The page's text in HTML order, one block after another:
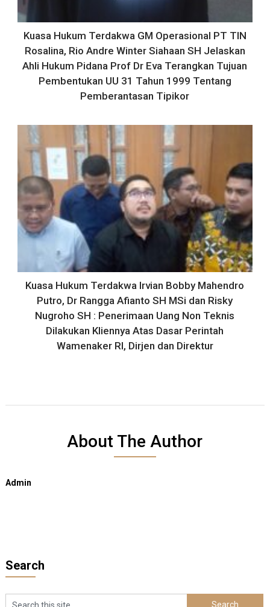
Kuasa Hukum Terdakwa GM Operasional PT TIN
Rosalina, Rio Andre Winter Siahaan SH Jelaskan
Ahli Hukum Pidana Prof Dr Eva Terangkan Tujuan
Pembentukan UU 31 Tahun 1999 Tentang
Pemberantasan Tipikor
Kuasa Hukum Terdakwa Irvian Bobby Mahendro
Putro, Dr Rangga Afianto SH MSi dan Risky
Nugroho SH : Penerimaan Uang Non Teknis
Dilakukan Kliennya Atas Dasar Perintah
Wamenaker RI, Dirjen dan Direktur
About The Author
Admin
Search